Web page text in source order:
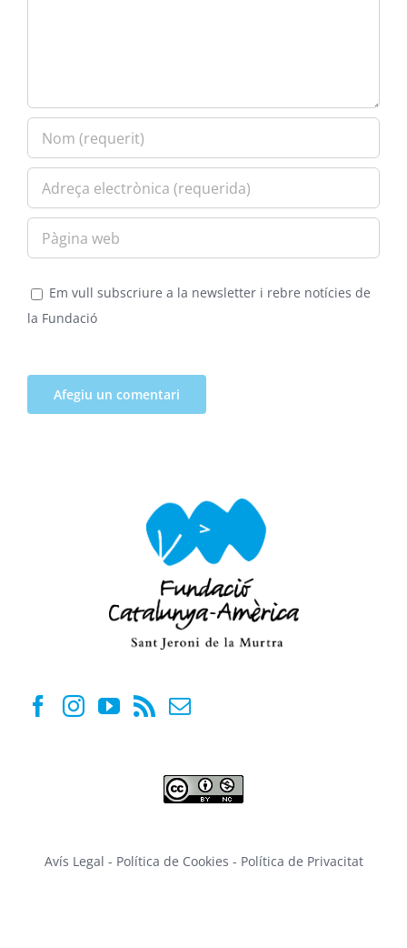
Em vull subscriure a la newsletter i rebre notícies de
la Fundació
Avís Legal - Política de Cookies - Política de Privacitat